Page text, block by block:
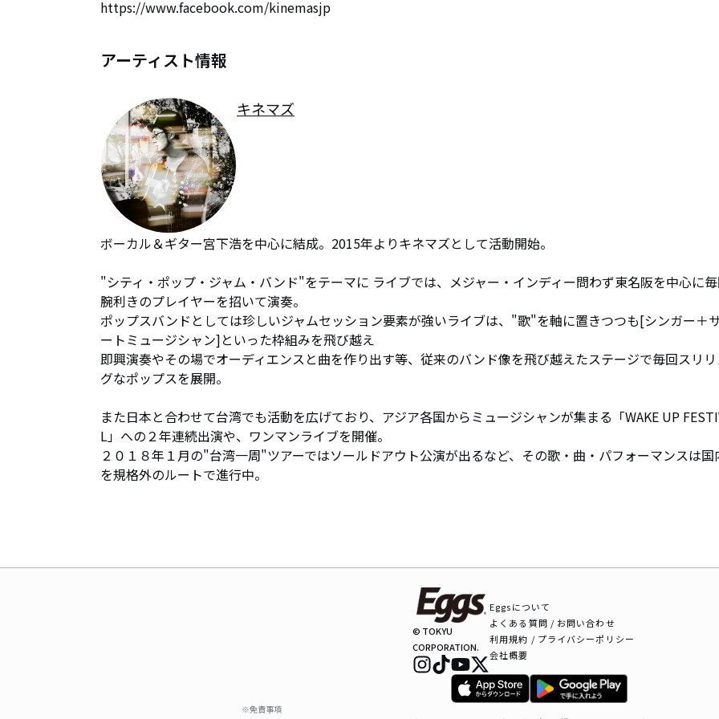
https://www.facebook.com/kinemasjp
アーティスト情報
キネマズ
ボーカル＆ギター宮下浩を中心に結成。2015年よりキネマズとして活動開始。
"シティ・ポップ・ジャム・バンド"をテーマに ライブでは、メジャー・インディー問わず東名阪を中心に
腕利きのプレイヤーを招いて演奏。
ポップスバンドとしては珍しいジャムセッション要素が強いライブは、"歌"を軸に置きつつも[シンガー＋
ートミュージシャン]といった枠組みを飛び越え
即興演奏やその場でオーディエンスと曲を作り出す等、従来のバンド像を飛び越えたステージで毎回スリ
グなポップスを展開。
また日本と合わせて台湾でも活動を広げており、アジア各国からミュージシャンが集まる「WAKE UP
L」への２年連続出演や、ワンマンライブを開催。
２０１８年１月の"台湾一周"ツアーではソールドアウト公演が出るなど、その歌・曲・パフォーマンスは国
を規格外のルートで進行中。
© TOKYU
CORPORATION.
Eggsについて
よくある質問 / お問い合わせ
利用規約 / プライバシーポリシー
会社概要
※免責事項